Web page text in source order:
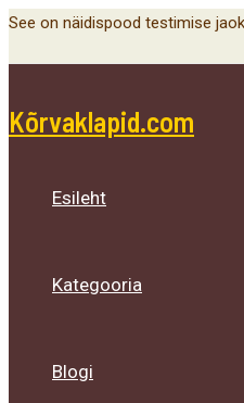
Skip
See on näidispood testimise
Kõrvaklapid.com
Esileht
Kategooria
Blogi
Main
Menu